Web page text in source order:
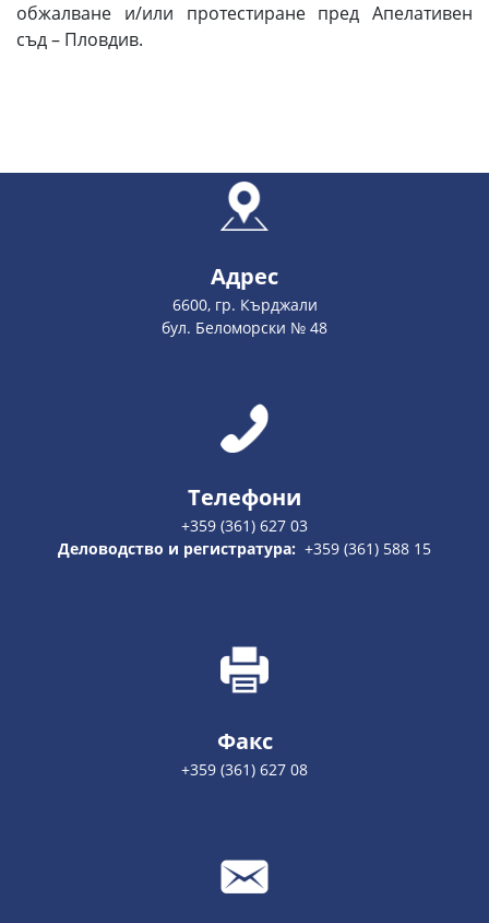
обжалване и/или протестиране пред Апелативен
съд – Пловдив.
Адрес
6600, гр. Кърджали
бул. Беломорски № 48
Телефони
+359 (361) 627 03
Деловодство и регистратура: +359 (361) 588 15
Факс
+359 (361) 627 08